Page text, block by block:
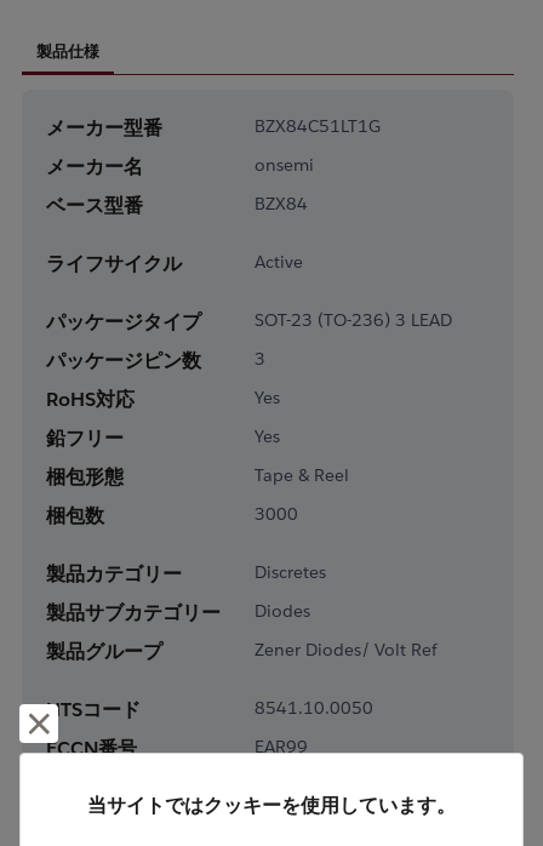
製品仕様
メーカー型番 BZX84C51LT1G
メーカー名 onsemi
ベース型番 BZX84
ライフサイクル Active
パッケージタイプ SOT-23 (TO-236) 3 LEAD
パッケージピン数 3
RoHS対応 Yes
鉛フリー Yes
梱包形態 Tape & Reel
梱包数 3000
製品カテゴリー Discretes
製品サブカテゴリー Diodes
製品グループ Zener Diodes/ Volt Ref
HTSコード 8541.10.0050
ECCN番号 EAR99
却下して閉じる
当サイトではクッキーを使用しています。